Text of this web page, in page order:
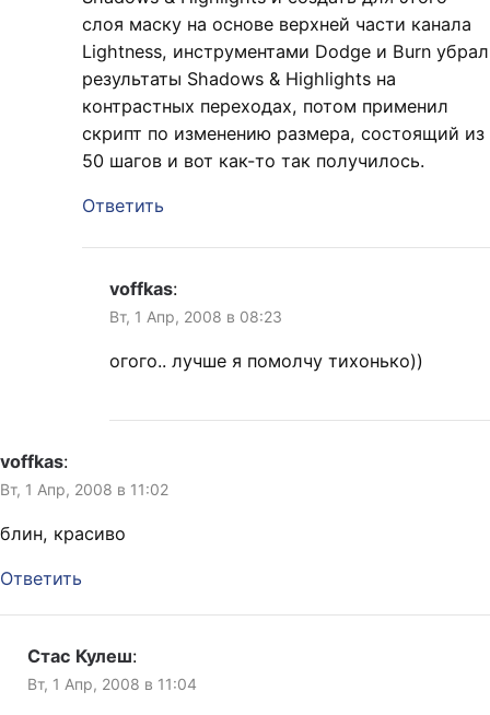
слоя маску на основе верхней части канала
Lightness, инструментами Dodge и Burn убрал
результаты Shadows & Highlights на
контрастных переходах, потом применил
скрипт по изменению размера, состоящий из
50 шагов и вот как-то так получилось.
Ответить
voffkas:
Вт, 1 Апр, 2008 в 08:23
огого.. лучше я помолчу тихонько))
voffkas:
Вт, 1 Апр, 2008 в 11:02
блин, красиво
Ответить
Стас Кулеш:
Вт, 1 Апр, 2008 в 11:04